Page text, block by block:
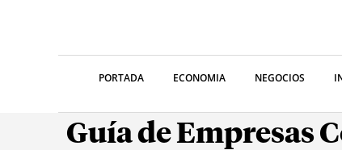
PORTADA ECONOMIA NEGOCIOS
Guía de Empresas